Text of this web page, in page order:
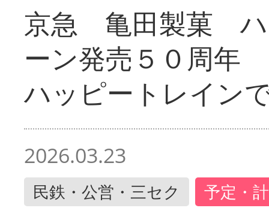
京急 亀田製菓 ハ
ーン発売５０周年
ハッピートレイン
2026.03.23
民鉄・公営・三セク 予定・